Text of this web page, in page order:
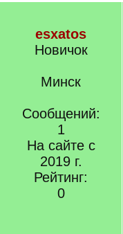
esxatos
Новичок
Минск
Сообщений:
1
На сайте с
2019 г.
Рейтинг:
0